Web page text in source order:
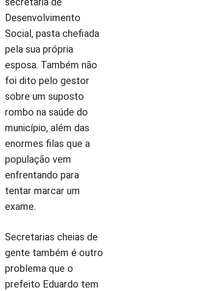
Desenvolvimento
Social, pasta chefiada
pela sua própria
esposa. Também não
foi dito pelo gestor
sobre um suposto
rombo na saúde do
município, além das
enormes filas que a
população vem
enfrentando para
tentar marcar um
exame.
Secretarias cheias de
gente também é outro
problema que o
prefeito Eduardo tem